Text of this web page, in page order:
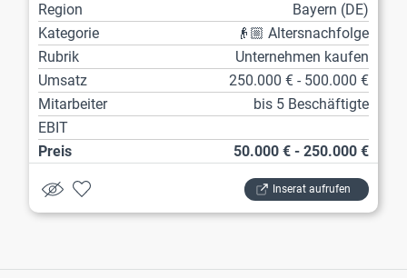
Region
Bayern (DE)
Kategorie
👴🏼 Altersnachfolge
Rubrik
Unternehmen kaufen
Umsatz
250.000 € - 500.000 €
Mitarbeiter
bis 5 Beschäftigte
EBIT
Preis
50.000 € - 250.000 €
Inserat aufrufen